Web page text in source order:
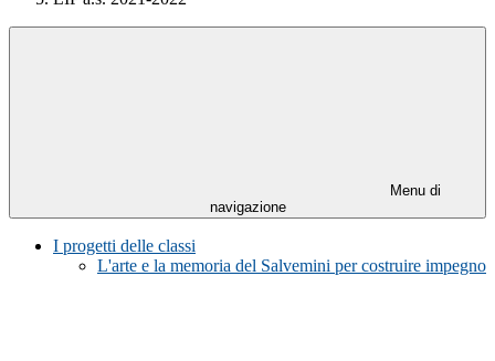
Menu di
navigazione
I progetti delle classi
L'arte e la memoria del Salvemini per costruire impegno